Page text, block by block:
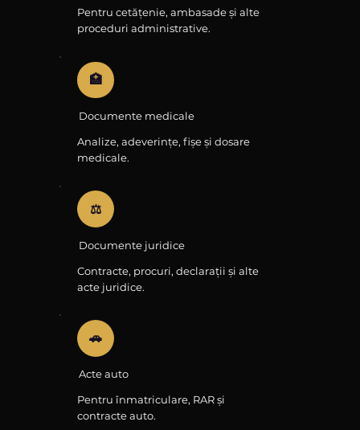
Pentru cetățenie, ambasade și alte
proceduri administrative.
🏥
Documente medicale
Analize, adeverințe, fișe și dosare
medicale.
⚖️
Documente juridice
Contracte, procuri, declarații și alte
acte juridice.
🚗
Acte auto
Pentru înmatriculare, RAR și
contracte auto.